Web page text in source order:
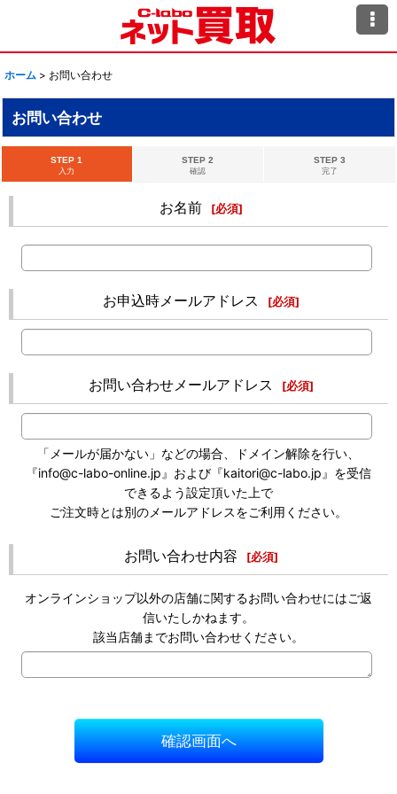
ホーム > お問い合わせ
お問い合わせ
STEP 1
入力
STEP 2
確認
STEP 3
完了
お名前 [必須]
お申込時メールアドレス [必須]
お問い合わせメールアドレス [必須]
「メールが届かない」などの場合、ドメイン解除を行い、
『info@c-labo-online.jp』および『kaitori@c-labo.jp』を受信
できるよう設定頂いた上で
ご注文時とは別のメールアドレスをご利用ください。
お問い合わせ内容 [必須]
オンラインショップ以外の店舗に関するお問い合わせにはご返
信いたしかねます。
該当店舗までお問い合わせください。
確認画面へ